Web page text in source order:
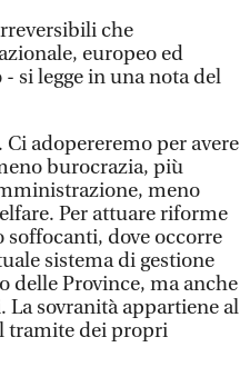
che
europeo ed
si legge in una nota del
adopereremo per avere
burocrazia, più
meno
Per attuare riforme
dove occorre
sistema di gestione
delle Province, ma anche
La sovranità appartiene al
tramite dei propri